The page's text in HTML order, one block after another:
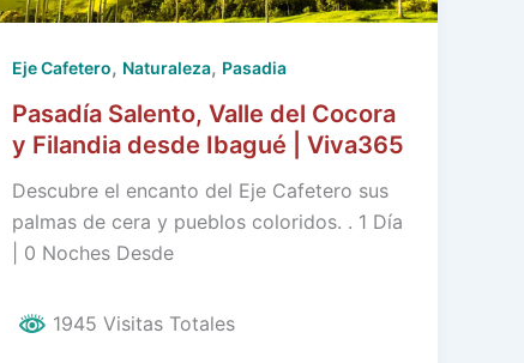
Eje Cafetero, Naturaleza, Pasadia
Pasadía Salento, Valle del Cocora
y Filandia desde Ibagué | Viva365
Descubre el encanto del Eje Cafetero sus
palmas de cera y pueblos coloridos. . 1 Día
| 0 Noches Desde
1945 Visitas Totales